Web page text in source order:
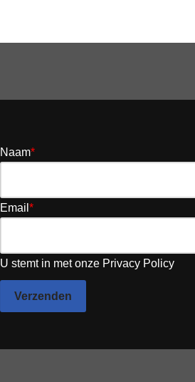
Naam*
Email *
U stemt in met onze Privacy Policy
Verzenden